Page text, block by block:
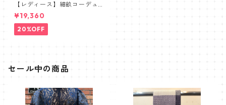
【レディース】細畝コーデュ
ロイ羽織【ボルドー】
¥19,360
20%OFF
セール中の商品